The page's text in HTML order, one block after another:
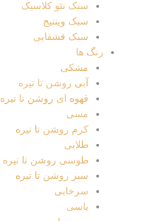
سبک نئو کلاسیک
سبک وینتیج
سبک قشقایی
رنگ ها
مشکی
آبی روشن تا تیره
قهوه ای روشن تا تیره
مسی
کرم روشن تا تیره
طلایی
طوسی روشن تا تیره
سبز روشن تا تیره
سرخابی
یاسی